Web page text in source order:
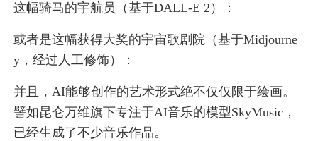
这幅骑马的宇航员（基于DALL-E 2）：
或者是这幅获得大奖的宇宙歌剧院（基于Midjourne
y，经过人工修饰）：
并且，AI能够创作的艺术形式绝不仅仅限于绘画。
譬如昆仑万维旗下专注于AI音乐的模型SkyMusic，
已经生成了不少音乐作品。